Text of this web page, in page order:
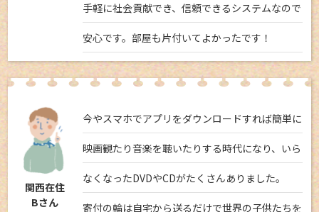
手軽に社会貢献でき、信頼できるシステムなので
安心です。部屋も片付いてよかったです！
関西在住
Bさん
今やスマホでアプリをダウンロードすれば簡単に
映画観たり音楽を聴いたりする時代になり、いら
なくなったDVDやCDがたくさんありました。
寄付の輪は自宅から送るだけで世界の子供たちを